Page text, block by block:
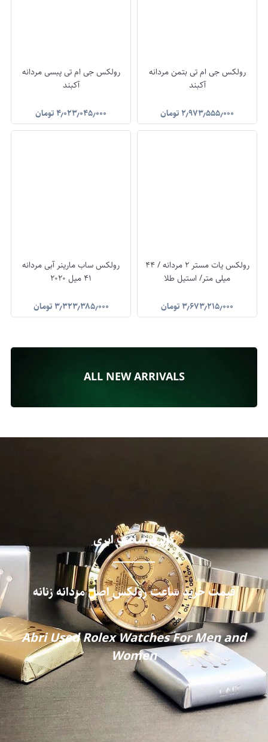
رولکس جی ام تی بتمن مردانه
آکبند
۲٫۹۷۳٫۵۵۵٫۰۰۰ تومان
رولکس جی ام تی پبسی مردانه
آکبند
۴٫۰۲۳٫۰۴۵٫۰۰۰ تومان
رولکس یات مستر 2 مردانه / 44
میلی متر/ استیل طلا
۳٫۶۷۳٫۲۱۵٫۰۰۰ تومان
رولکس ساب مارینر آبی مردانه
41 میل 2020
۳٫۳۲۳٫۳۸۵٫۰۰۰ تومان
ALL NEW ARRIVALS
گالری ساعت ابری
قیمت خریدساعت رولکس اصل مردانه زنانه
Abri Used Rolex Watches For Men and
Women